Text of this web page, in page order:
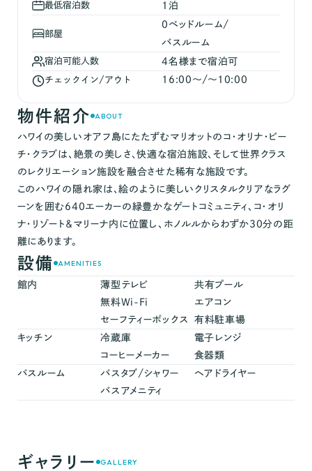
最低宿泊数 1 泊
部屋
0 ベッドルーム/
バスルーム
宿泊可能人数 4名様まで宿泊可
チェックイン/アウト 16:00 〜/〜 10:00
物件紹介 ABOUT
ハワイの美しいオアフ島にたたずむマリオットのコ・オリナ・ビー
チ・クラブは、絶景の美しさ、快適な宿泊施設、そして世界クラス
のレクリエーション施設を融合させた稀有な施設です。
このハワイの隠れ家は、絵のように美しいクリスタルクリアなラグ
ーンを囲む640エーカーの緑豊かなゲートコミュニティ、コ・オリ
ナ・リゾート＆マリーナ内に位置し、ホノルルからわずか30分の距
離にあります。
設備 AMENITIES
館内 薄型テレビ
共有プール
無料Wi-Fi
エアコン
セーフティーボックス
有料駐車場
キッチン
冷蔵庫
電子レンジ
コーヒーメーカー
食器類
バスルーム
バスタブ/シャワー
ヘアドライヤー
バスアメニティ
ギャラリー GALLERY